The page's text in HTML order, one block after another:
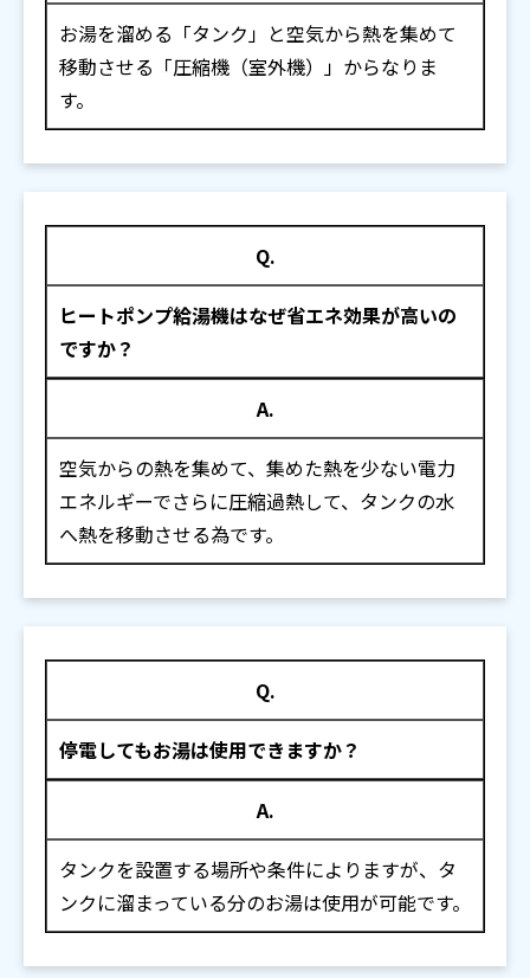
お湯を溜める「タンク」と空気から熱を集めて
移動させる「圧縮機（室外機）」からなりま
す。
Q.
ヒートポンプ給湯機はなぜ省エネ効果が高いの
ですか？
A.
空気からの熱を集めて、集めた熱を少ない電力
エネルギーでさらに圧縮過熱して、タンクの水
へ熱を移動させる為です。
Q.
停電してもお湯は使用できますか？
A.
タンクを設置する場所や条件によりますが、タ
ンクに溜まっている分のお湯は使用が可能です。